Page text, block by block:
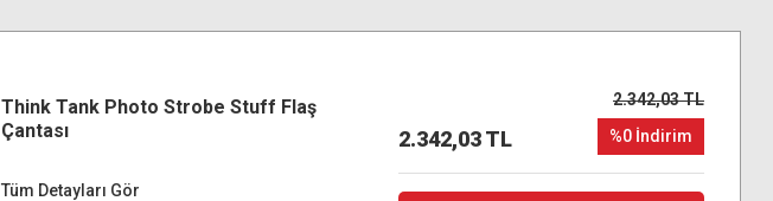
Think Tank Photo Strobe Stuff Flaş
Çantası
Tüm Detayları Gör
2.342,03 TL
2.342,03 TL
%0 İndirim